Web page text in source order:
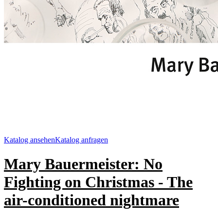
Katalog ansehenKatalog anfragen
Mary Bauermeister: No
Fighting on Christmas - The
air-conditioned nightmare